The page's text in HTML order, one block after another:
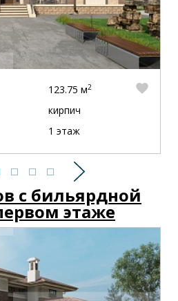
Следующий
123.75 м2
кирпич
1 этаж
с бильярдной
этаже